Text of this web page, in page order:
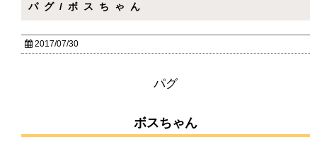
パグ/ボスちゃん
2017/07/30
パグ
ボスちゃん